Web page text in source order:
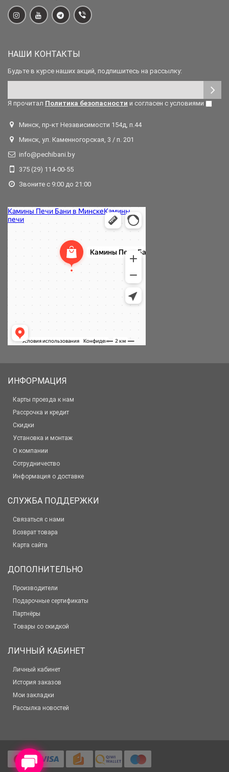
НАШИ КОНТАКТЫ
Будьте в курсе наших акций, подпишитесь на рассылку:
Я прочитал Политика безопасности и согласен с условиями
Минск, пр-кт Независимости 154д, п.44
Минск, ул. Каменногорская, 3 / п. 201
info@pechibani.by
375 (29) 114-00-55
Звоните с 9:00 до 21:00
ИНФОРМАЦИЯ
Карты проезда к нам
Рассрочка и кредит
Скидки
Установка и монтаж
О компании
Сотрудничество
Информация о доставке
СЛУЖБА ПОДДЕРЖКИ
Связаться с нами
Возврат товара
Карта сайта
ДОПОЛНИТЕЛЬНО
Производители
Подарочные сертификаты
Партнёры
Товары со скидкой
ЛИЧНЫЙ КАБИНЕТ
Личный кабинет
История заказов
Мои закладки
Рассылка новостей